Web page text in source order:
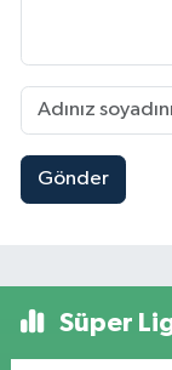
Gönder
Süper